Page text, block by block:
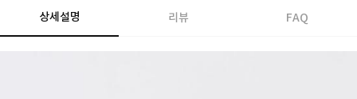
상세설명 리뷰 FAQ